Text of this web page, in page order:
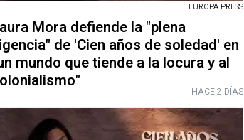
EUROPA PRESS
Mora defiende la "plena
de 'Cien años de soledad' en
mundo que tiende a la locura y al
HACE 2 DÍAS